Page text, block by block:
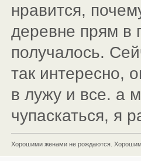
нравится,
деревне прям в
получалось.
так интересно,
в лужу и все. а
чупаскаться, я
Хорошими женами не рождаются.